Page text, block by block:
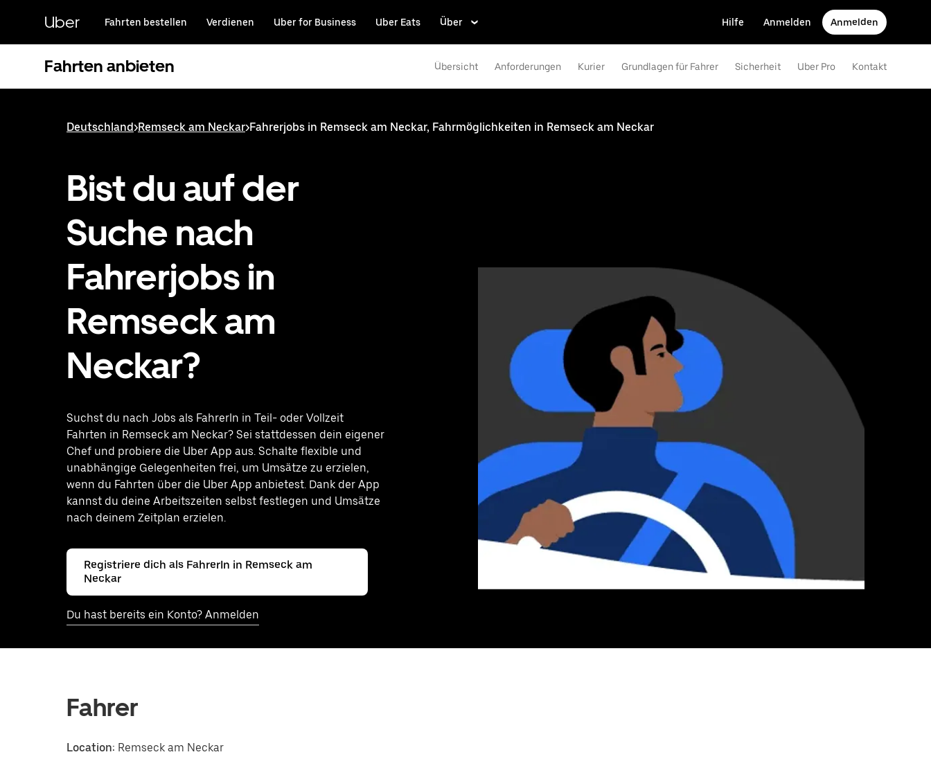
HauptinhaltUber Fahrten bestellen Verdienen Uber for Business Uber Eats Über Hilfe Anmelden Anmelden
Fahrten anbieten Übersicht Anforderungen Kurier Grundlagen für Fahrer Sicherheit Uber Pro Kontakt
Deutschland>Remseck am Neckar>Fahrerjobs in Remseck am Neckar, Fahrmöglichkeiten in Remseck am Neckar
Bist du auf der
Suche nach
Fahrerjobs in
Remseck am
Neckar?
Suchst du nach Jobs als FahrerIn in Teil- oder Vollzeit
Fahrten in Remseck am Neckar? Sei stattdessen dein eigener
Chef und probiere die Uber App aus. Schalte flexible und
unabhängige Gelegenheiten frei, um Umsätze zu erzielen,
wenn du Fahrten über die Uber App anbietest. Dank der App
kannst du deine Arbeitszeiten selbst festlegen und Umsätze
nach deinem Zeitplan erzielen.
Registriere dich als FahrerIn in Remseck am
Neckar
Du hast bereits ein Konto? Anmelden
Fahrer
Location: Remseck am Neckar